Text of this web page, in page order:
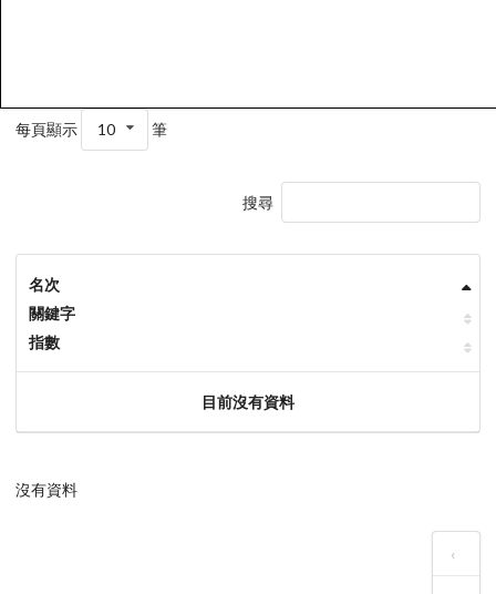
每頁顯示 10 筆
搜尋
名次
關鍵字
指數
目前沒有資料
沒有資料
‹